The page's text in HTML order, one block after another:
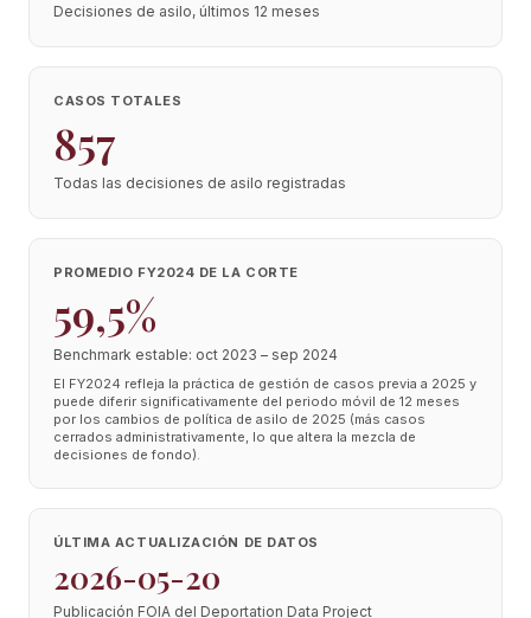
Decisiones de asilo, últimos 12 meses
CASOS TOTALES
857
Todas las decisiones de asilo registradas
PROMEDIO FY2024 DE LA CORTE
59,5%
Benchmark estable: oct 2023 – sep 2024
El FY2024 refleja la práctica de gestión de casos previa a 2025 y
puede diferir significativamente del periodo móvil de 12 meses
por los cambios de política de asilo de 2025 (más casos
cerrados administrativamente, lo que altera la mezcla de
decisiones de fondo).
ÚLTIMA ACTUALIZACIÓN DE DATOS
2026-05-20
Publicación FOIA del Deportation Data Project